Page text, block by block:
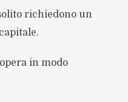
richiedono un
in modo